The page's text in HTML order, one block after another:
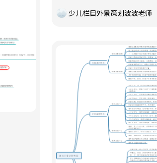
少儿栏目外景策划波波老师